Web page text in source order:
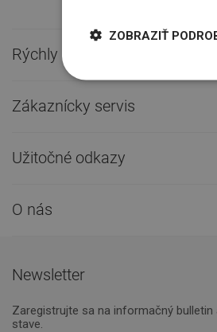
Rýchly kontakt
Zákaznícky servis
Užitočné odkazy
O nás
Newsletter
Zaregistrujte sa na informačný
stave.
ZOBRAZIŤ